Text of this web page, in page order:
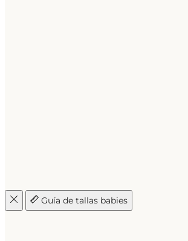
Guía de tallas babies